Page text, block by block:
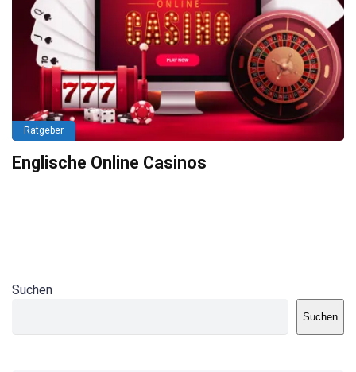
Ratgeber
Englische Online Casinos
Suchen
Suchen